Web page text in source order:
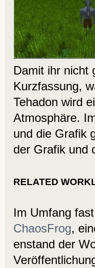
Damit ihr nicht
Kurzfassung,
Tehadon wird
Atmosphäre.
und die Grafik
der Grafik und
RELATED
Im Umfang
ChaosFrog,
enstand der